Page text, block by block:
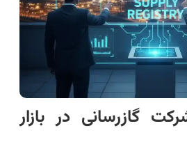
گازرسانی در بازار